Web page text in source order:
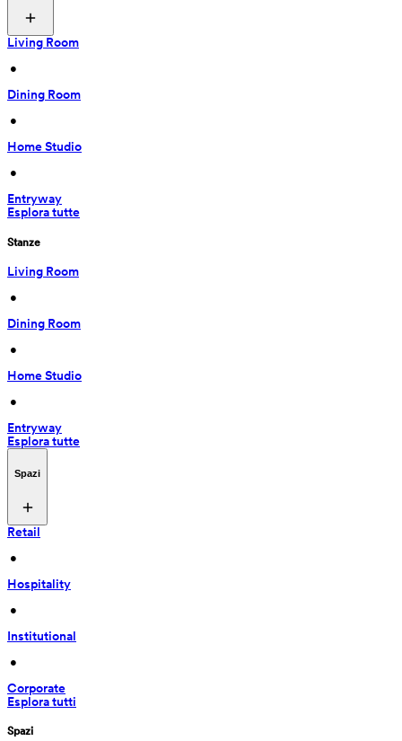
Living Room
•
Dining Room
•
Home Studio
•
Entryway
Esplora tutte
Stanze
Living Room
•
Dining Room
•
Home Studio
•
Entryway
Esplora tutte
Spazi
Retail
•
Hospitality
•
Institutional
•
Corporate
Esplora tutti
Spazi